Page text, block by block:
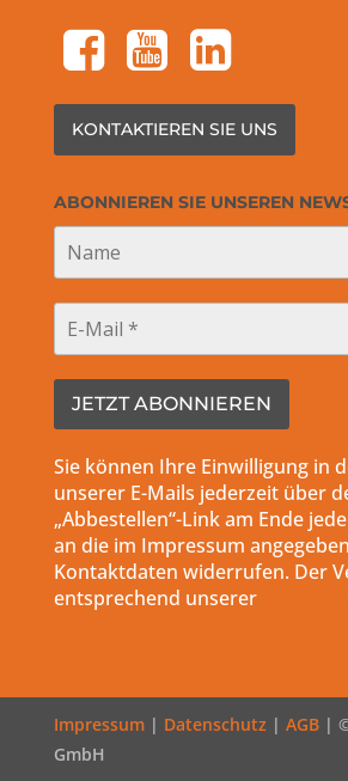
facebook-square
youtube-square linkedin-square
KONTAKTIEREN SIE UNS
ABONNIEREN SIE UNSEREN
Sie können Ihre Einwilligung in
unserer E-Mails jederzeit über
„Abbestellen“-Link am Ende
an die im Impressum
Kontaktdaten widerrufen. Der
entsprechend unserer
Impressum| Datenschutz| AGB| ©
GmbH